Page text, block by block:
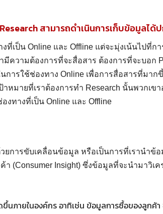
สามารถดำเนินการเก็บข้อมูลได้
เป็น Online และ Offline แต่จะมุ่งเน้นไปที่ก
ความต้องการที่จะสื่อสาร ต้องการที่จะบอก
ารใช้ช่องทาง Online เพื่อการสื่อสารที่มาก
หมายที่เราต้องการทำ Research นั้นพวกเข
ทางที่เป็น Online และ Offline
ยการขับเคลื่อนข้อมูล หรือเป็นการที่เรานำข้
(Consumer Insight) ซึ่งข้อมูลที่จะนำมาวิเ
นภายในองค์กร อาทิเช่น ข้อมูลการซื้อของลูกค้